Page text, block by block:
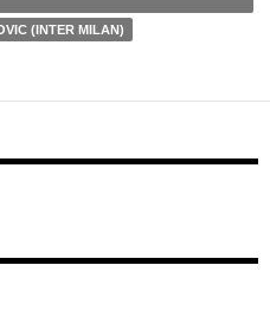
(INTER MILAN)